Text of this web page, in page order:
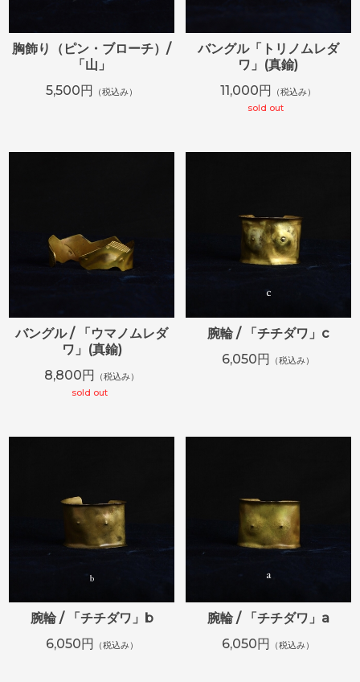
胸飾り（ピン・ブローチ）/
「山」
5,500円
（税込み）
バングル「トリノムレダ
ワ」(真鍮)
11,000円
（税込み）
sold out
バングル / 「ウマノムレダ
ワ」(真鍮)
8,800円
（税込み）
sold out
腕輪 / 「チチダワ」c
6,050円
（税込み）
腕輪 / 「チチダワ」b
6,050円
（税込み）
腕輪 / 「チチダワ」a
6,050円
（税込み）